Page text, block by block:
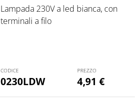
0230LDW
Lampada 230V a led bianca, con
terminali a filo
4,91 €